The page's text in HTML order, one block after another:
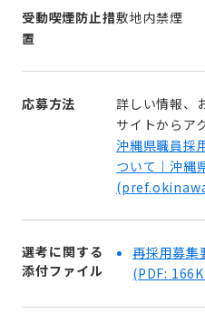
受動喫煙防止措
置
敷地内禁煙
応募方法
詳しい情報、
サイトからア
沖縄県職員採
ついて｜沖縄
(
選考に関する
添付ファイル
再採用募集
(PDF: